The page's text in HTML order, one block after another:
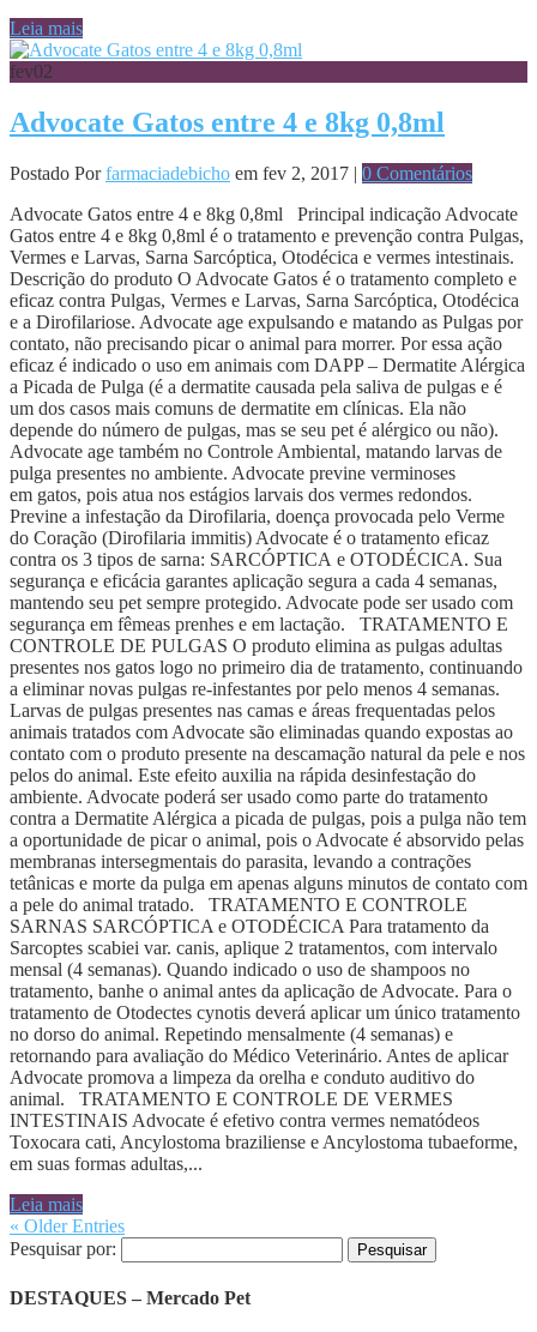
Leia mais
fev02
Advocate Gatos entre 4 e 8kg 0,8ml
Postado Porfarmaciadebicho em fev 2, 2017 | 0 Comentários
Advocate Gatos entre 4 e 8kg 0,8ml Principal indicação Advocate
Gatos entre 4 e 8kg 0,8ml é o tratamento e prevenção contra Pulgas,
Vermes e Larvas, Sarna Sarcóptica, Otodécica e vermes intestinais.
Descrição do produto O Advocate Gatos é o tratamento completo e
eficaz contra Pulgas, Vermes e Larvas, Sarna Sarcóptica, Otodécica
e a Dirofilariose. Advocate age expulsando e matando as Pulgas por
contato, não precisando picar o animal para morrer. Por essa ação
eficaz é indicado o uso em animais com DAPP – Dermatite Alérgica
a Picada de Pulga (é a dermatite causada pela saliva de pulgas e é
um dos casos mais comuns de dermatite em clínicas. Ela não
depende do número de pulgas, mas se seu pet é alérgico ou não).
Advocate age também no Controle Ambiental, matando larvas de
pulga presentes no ambiente. Advocate previne verminoses
em gatos, pois atua nos estágios larvais dos vermes redondos.
Previne a infestação da Dirofilaria, doença provocada pelo Verme
do Coração (Dirofilaria immitis) Advocate é o tratamento eficaz
contra os 3 tipos de sarna: SARCÓPTICA e OTODÉCICA. Sua
segurança e eficácia garantes aplicação segura a cada 4 semanas,
mantendo seu pet sempre protegido. Advocate pode ser usado com
segurança em fêmeas prenhes e em lactação. TRATAMENTO E
CONTROLE DE PULGAS O produto elimina as pulgas adultas
presentes nos gatos logo no primeiro dia de tratamento, continuando
a eliminar novas pulgas re-infestantes por pelo menos 4 semanas.
Larvas de pulgas presentes nas camas e áreas frequentadas pelos
animais tratados com Advocate são eliminadas quando expostas ao
contato com o produto presente na descamação natural da pele e nos
pelos do animal. Este efeito auxilia na rápida desinfestação do
ambiente. Advocate poderá ser usado como parte do tratamento
contra a Dermatite Alérgica a picada de pulgas, pois a pulga não tem
a oportunidade de picar o animal, pois o Advocate é absorvido pelas
membranas intersegmentais do parasita, levando a contrações
tetânicas e morte da pulga em apenas alguns minutos de contato com
a pele do animal tratado. TRATAMENTO E CONTROLE
SARNAS SARCÓPTICA e OTODÉCICA Para tratamento da
Sarcoptes scabiei var. canis, aplique 2 tratamentos, com intervalo
mensal (4 semanas). Quando indicado o uso de shampoos no
tratamento, banhe o animal antes da aplicação de Advocate. Para o
tratamento de Otodectes cynotis deverá aplicar um único tratamento
no dorso do animal. Repetindo mensalmente (4 semanas) e
retornando para avaliação do Médico Veterinário. Antes de aplicar
Advocate promova a limpeza da orelha e conduto auditivo do
animal. TRATAMENTO E CONTROLE DE VERMES
INTESTINAIS Advocate é efetivo contra vermes nematódeos
Toxocara cati, Ancylostoma braziliense e Ancylostoma tubaeforme,
em suas formas adultas,...
Leia mais
« Older Entries
Pesquisar por:
DESTAQUES – Mercado Pet